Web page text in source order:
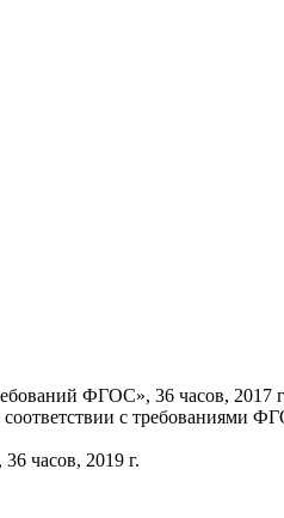
ФГОС», 36 часов, 2017
с требованиями
часов, 2019 г.